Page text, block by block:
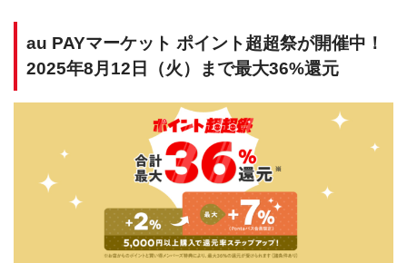
au PAYマーケット ポイント超超祭が開催中！
2025年8月12日（火）まで最大36%還元